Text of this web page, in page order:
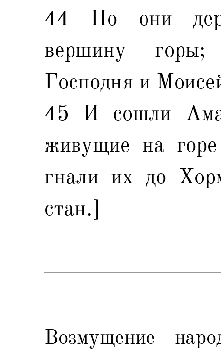
44 Но они
вершину
Господня и
45 И сошли
живущие на
гнали их до
стан.]
Возмущение